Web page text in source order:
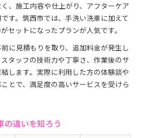
、施工内容や仕上がり、アフターケア
す。筑西市では、手洗い洗車に加えて
セットになったプランが人気です。
に見積もりを取り、追加料金が発生し
タッフの技術力や丁寧さ、作業後のサ
します。実際に利用した方の体験談や
とで、満足度の高いサービスを受けら
の違いを知ろう